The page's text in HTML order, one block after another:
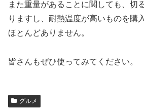
また重量があることに関しても、切
りますし、耐熱温度が高いものを購
ほとんどありません。
皆さんもぜひ使ってみてください。
グルメ